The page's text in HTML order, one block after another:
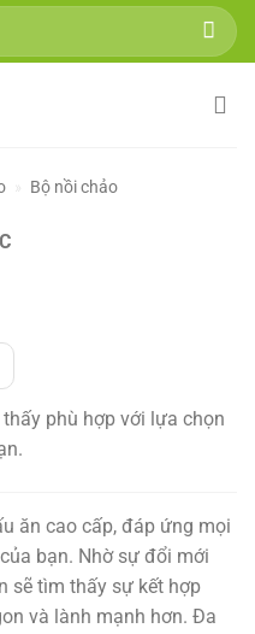
» Bộ nồi chảo
phù hợp với lựa chọn
ăn cao cấp, đáp ứng mọi
bạn. Nhờ sự đổi mới
sẽ tìm thấy sự kết hợp
và lành mạnh hơn. Đa